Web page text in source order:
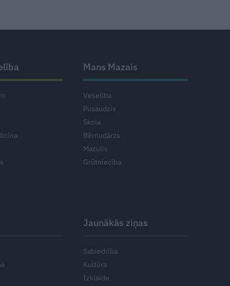
Mans Mazais
Veselība
Pusaudzis
Skola
Bērnudārzs
Mazulis
Grūtniecība
Jaunākās ziņas
Sabiedrība
Kultūra
Izklaide